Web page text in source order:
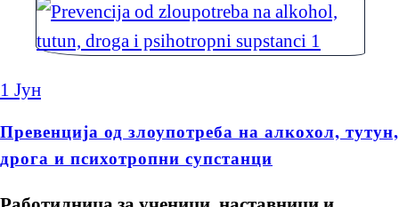
1 Јун
Превенција од злоупотреба на алкохол, тутун,
дрога и психотропни супстанци